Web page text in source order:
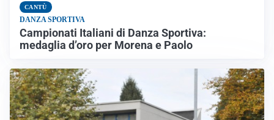
CANTÙ
DANZA SPORTIVA
Campionati Italiani di Danza Sportiva:
medaglia d’oro per Morena e Paolo